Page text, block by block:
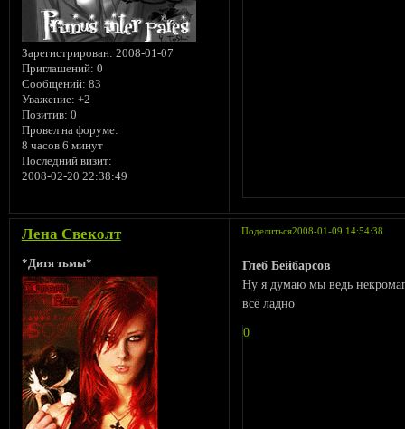
Зарегистрирован: 2008-01-07
Приглашений: 0
Сообщений: 83
Уважение: +2
Позитив: 0
Провел на форуме:
8 часов 6 минут
Последний визит:
2008-02-20 22:38:49
Поделиться2008-01-09 14:54:38
Лена Свеколт
*Дитя тьмы*
Глеб Бейбарсов
Ну я думаю мы ведь
всё ладно
0